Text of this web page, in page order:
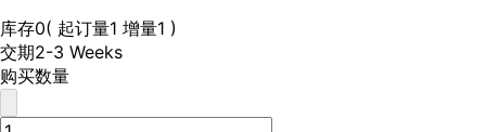
库存0( 起订量1 增量1 )
交期2-3 Weeks
购买数量